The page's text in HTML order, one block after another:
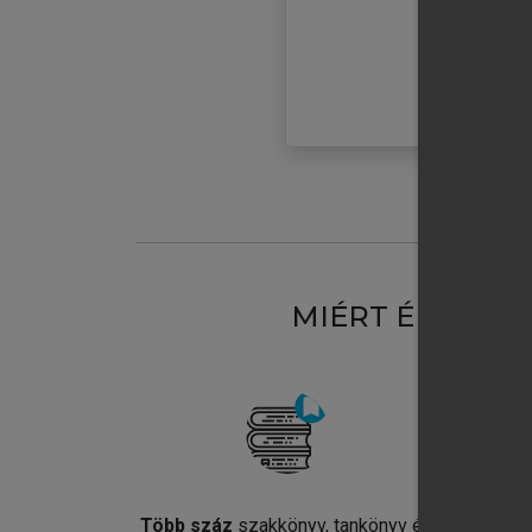
MIÉRT
Több száz szakkönyv, tankönyv és